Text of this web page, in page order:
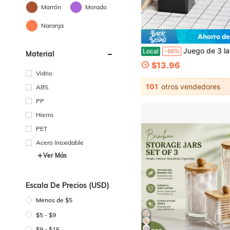
Marrón Morado
Naranja
Material
Vidrio
ABS
PP
Hierro
PET
Acero Inoxidable
Ver Más
Escala De Precios (USD)
Menos de $5
$5 - $9
Ahorro
Local -66% Juego de 3 latas de almacenamiento de granos de café con tapas de bambú, contenedores de metal minimalistas herméticos al aire para té, café y azúcar, botes de té, recipientes sellados, soluciones de almacenamiento de cocina. Inspirado en el diseño minimalista de botes de té de hierro forjado con tapa de bambú, frasco cuadrado para exhibir granos de café, tarro de metal con tapa de bambú para caramelos, lata de café y caja de té. Latas de almacenamiento simples pero creativas, cajas de almacenamiento de cocina, cajas de té, recipientes de café y tarros de
$13.96
101 otros vendedores